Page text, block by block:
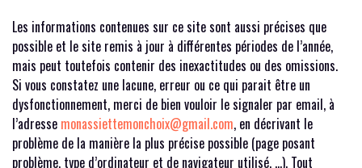
Les informations contenues sur ce site sont aussi précises que
possible et le site remis à jour à différentes périodes de l’année,
mais peut toutefois contenir des inexactitudes ou des omissions.
Si vous constatez une lacune, erreur ou ce qui parait être un
dysfonctionnement, merci de bien vouloir le signaler par email, à
l’adresse monassiettemonchoix@gmail.com, en décrivant le
problème de la manière la plus précise possible (page posant
problème, type d’ordinateur et de navigateur utilisé, …). Tout